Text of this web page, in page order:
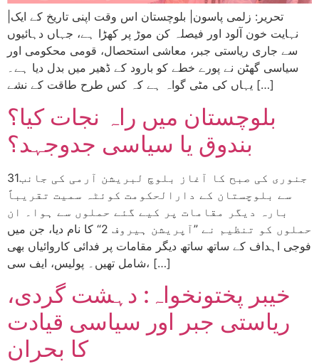
نہایت خون آلود اور فیصلہ کن موڑ پر کھڑا ہے، جہاں دہائیوں
سے جاری ریاستی جبر، معاشی استحصال، قومی محکومی اور
سیاسی گھٹن نے پورے خطے کو بارود کے ڈھیر میں بدل دیا ہے۔
یہاں کی مٹی گواہ ہے کہ کس طرح طاقت کے نشے […]
بلوچستان میں راہ نجات کیا؟
بندوق یا سیاسی جدوجہد؟
31جنوری کی صبح کا آغاز بلوچ لبریشن آرمی کی جانب
سے بلوچستان کے دارالحکومت کوئٹہ سمیت تقریباً
بارہ دیگر مقامات پر کیے گئے حملوں سے ہوا۔ ان
حملوں کو تنظیم نے ”آپریشن ہیروف 2“ کا نام دیا، جن میں
فوجی اہداف کے ساتھ ساتھ دیگر مقامات پر فدائی کاروائیاں بھی
شامل تھیں۔ پولیس، ایف سی، […]
خیبر پختونخواہ: دہشت گردی،
ریاستی جبر اور سیاسی قیادت
کا بحران